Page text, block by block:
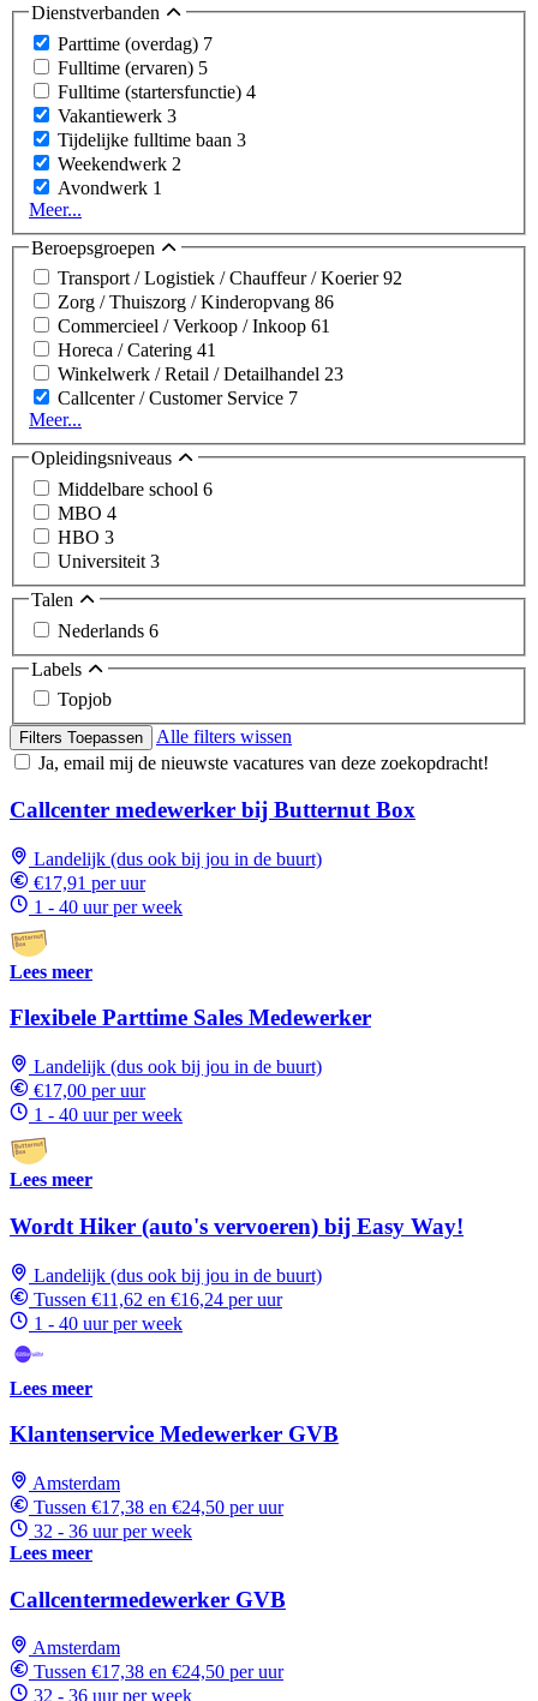
Dienstverbanden
Parttime (overdag) 7
Fulltime (ervaren) 5
Fulltime (startersfunctie) 4
Vakantiewerk 3
Tijdelijke fulltime baan 3
Weekendwerk 2
Avondwerk 1
Meer...
Beroepsgroepen
Transport / Logistiek / Chauffeur / Koerier92
Zorg / Thuiszorg / Kinderopvang 86
Commercieel / Verkoop / Inkoop 61
Horeca / Catering 41
Winkelwerk / Retail / Detailhandel 23
Callcenter / Customer Service 7
Meer...
Opleidingsniveaus
Middelbare school 6
MBO 4
HBO 3
Universiteit 3
Talen
Nederlands 6
Labels
Topjob
Filters Toepassen
Alle filters wissen
Ja, email mij de nieuwste vacatures van deze zoekopdracht!
Callcenter medewerker bij Butternut Box
Landelijk (dus ook bij jou in de buurt)
€17,91 per uur
1 - 40 uur per week
Lees meer
Flexibele Parttime Sales Medewerker
Landelijk (dus ook bij jou in de buurt)
€17,00 per uur
1 - 40 uur per week
Lees meer
Wordt Hiker (auto's vervoeren) bij Easy Way!
Landelijk (dus ook bij jou in de buurt)
Tussen €11,62 en €16,24 per uur
1 - 40 uur per week
Lees meer
Klantenservice Medewerker GVB
Amsterdam
Tussen €17,38 en €24,50 per uur
32 - 36 uur per week
Lees meer
Callcentermedewerker GVB
Amsterdam
Tussen €17,38 en €24,50 per uur
32 - 36 uur per week